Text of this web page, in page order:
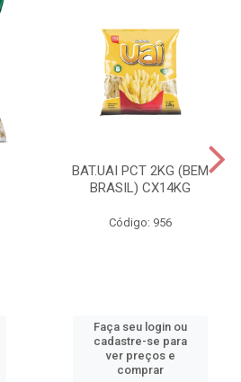
BAT.UAI PCT 2KG (BEM
BRASIL) CX14KG
Código: 956
Faça seu login ou
cadastre-se para
ver preços e
comprar